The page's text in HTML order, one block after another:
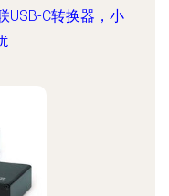
USB-C转换器，小